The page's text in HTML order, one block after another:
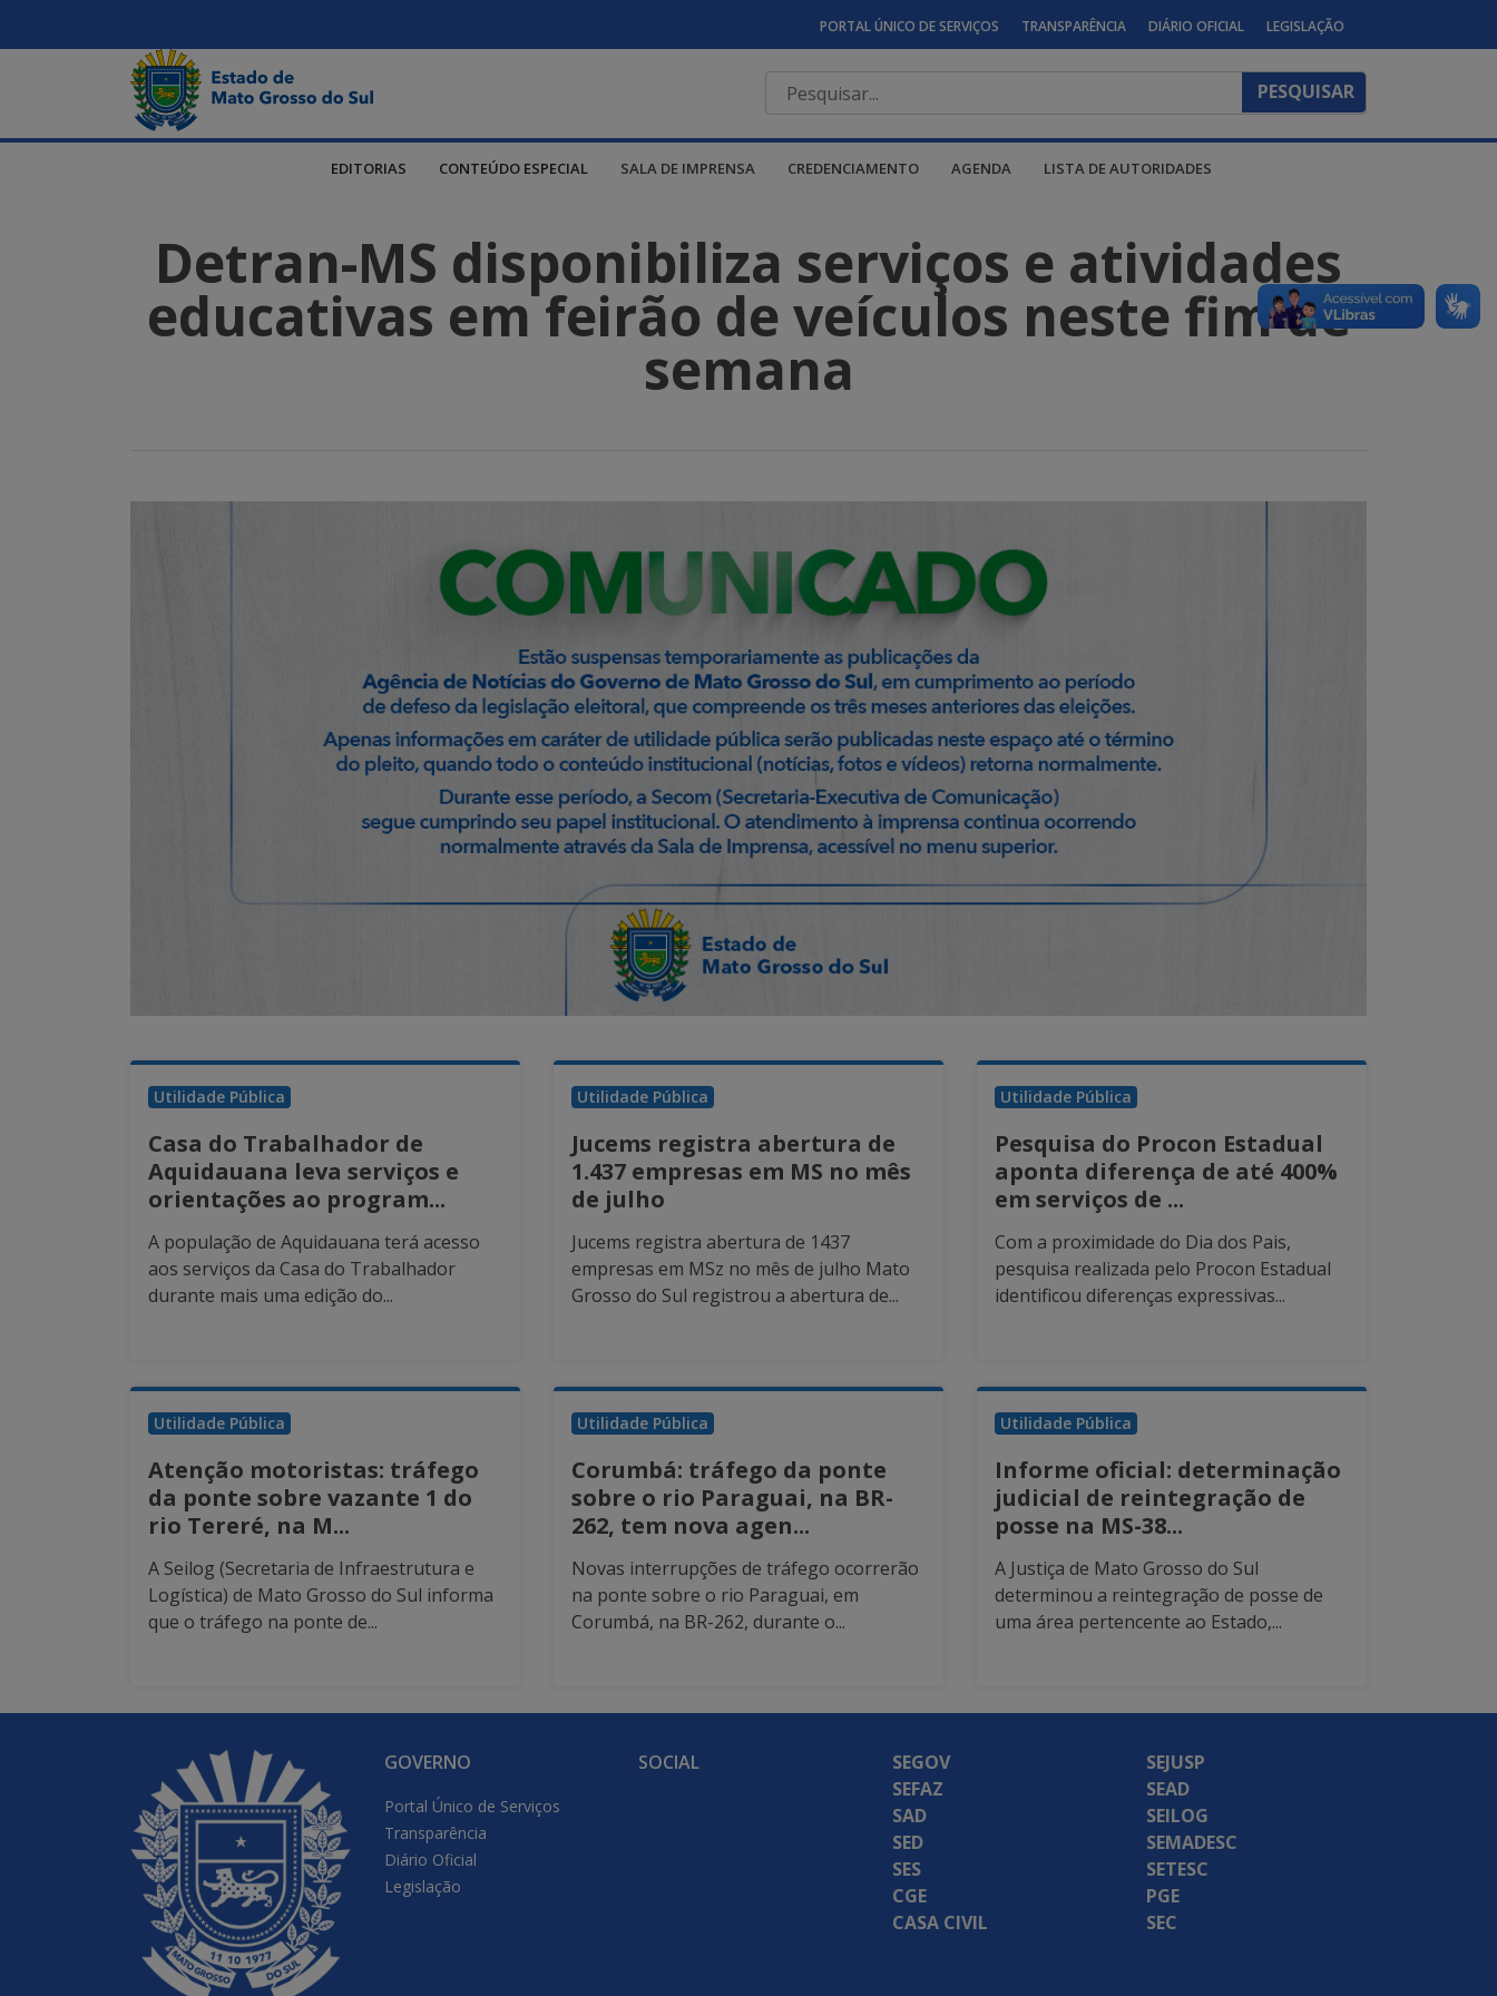
PORTAL ÚNICO DE SERVIÇOS TRANSPARÊNCIA DIÁRIO OFICIAL LEGISLAÇÃO
EDITORIAS CONTEÚDO ESPECIAL SALA DE IMPRENSA CREDENCIAMENTO AGENDA LISTA DE AUTORIDADES
Detran-MS disponibiliza serviços e atividades
educativas em feirão de veículos neste fim de
semana
Utilidade Pública
Casa do Trabalhador de
Aquidauana leva serviços e
orientações ao program...
A população de Aquidauana terá acesso
aos serviços da Casa do Trabalhador
durante mais uma edição do...
Utilidade Pública
Jucems registra abertura de
1.437 empresas em MS no mês
de julho
Jucems registra abertura de 1437
empresas em MSz no mês de julho Mato
Grosso do Sul registrou a abertura de...
Utilidade Pública
Pesquisa do Procon Estadual
aponta diferença de até 400%
em serviços de ...
Com a proximidade do Dia dos Pais,
pesquisa realizada pelo Procon Estadual
identificou diferenças expressivas...
Utilidade Pública
Atenção motoristas: tráfego
da ponte sobre vazante 1 do
rio Tereré, na M...
A Seilog (Secretaria de Infraestrutura e
Logística) de Mato Grosso do Sul informa
que o tráfego na ponte de...
Utilidade Pública
Corumbá: tráfego da ponte
sobre o rio Paraguai, na BR-
262, tem nova agen...
Novas interrupções de tráfego ocorrerão
na ponte sobre o rio Paraguai, em
Corumbá, na BR-262, durante o...
Utilidade Pública
Informe oficial: determinação
judicial de reintegração de
posse na MS-38...
A Justiça de Mato Grosso do Sul
determinou a reintegração de posse de
uma área pertencente ao Estado,...
GOVERNO
Portal Único de Serviços
Transparência
Diário Oficial
Legislação
SOCIAL
SEGOV
SEFAZ
SAD
SED
SES
CGE
CASA CIVIL
SEJUSP
SEAD
SEILOG
SEMADESC
SETESC
PGE
SEC